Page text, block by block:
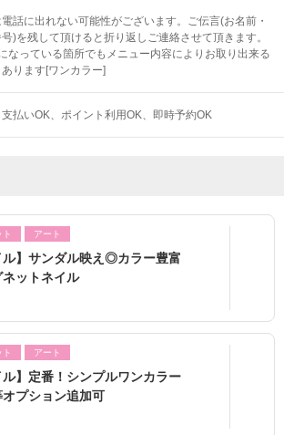
話に出れない可能性がございます。ご伝言(お名前・
)を残して頂けると折り返しご連絡させて頂きます。
なっている箇所でもメニュー内容によりお取り出来る
ります[ワンカラー]
払いOK ポイント利用OK 即時予約OK
ト アート
ル】サンダル映え◎カラー豊富
ットネイル
ト アート
ル】定番！シンプルワンカラー
プション追加可